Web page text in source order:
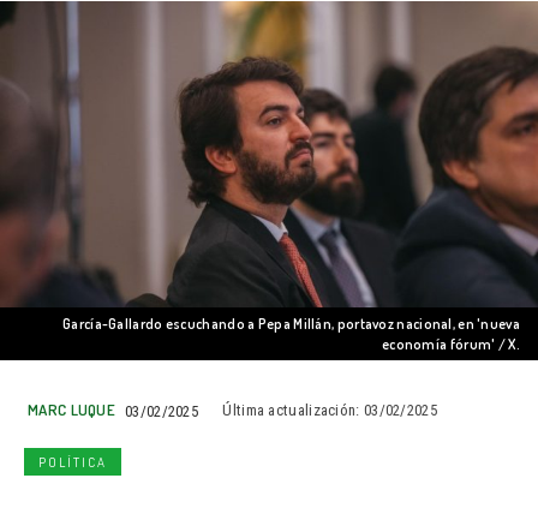
García-Gallardo escuchando a Pepa Millán, portavoz nacional, en 'nueva
economía fórum' / X.
MARC LUQUE 03/02/2025 Última actualización: 03/02/2025
POLÍTICA